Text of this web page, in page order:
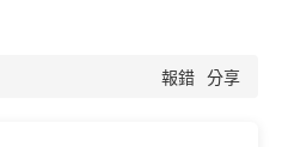
報錯 分享